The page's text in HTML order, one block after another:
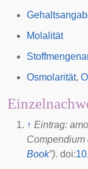
Molalität
Osmolarität,
↑ Eintrag:
Compendium
Book”). doi: